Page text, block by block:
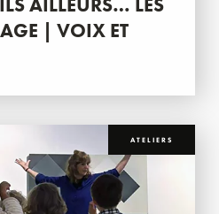
| VOIX ET
ATELIERS